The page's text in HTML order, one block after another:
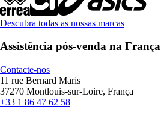
Descubra todas as nossas marcas
Assistência pós-venda na França
Contacte-nos
11 rue Bernard Maris
37270 Montlouis-sur-Loire, França
+33 1 86 47 62 58